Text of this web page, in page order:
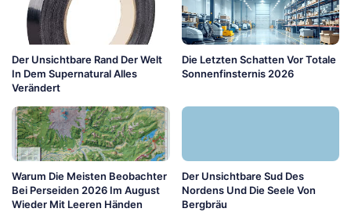
Der Unsichtbare Rand Der Welt
In Dem Supernatural Alles
Verändert
Die Letzten Schatten Vor Totale
Sonnenfinsternis 2026
Warum Die Meisten Beobachter
Bei Perseiden 2026 Im August
Wieder Mit Leeren Händen
Der Unsichtbare Sud Des
Nordens Und Die Seele Von
Bergbräu